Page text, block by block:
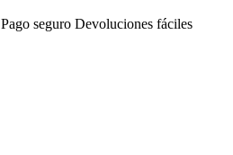
Pago seguro Devoluciones fáciles